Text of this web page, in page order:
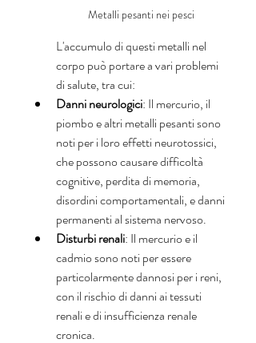
Metalli pesanti nei pesci
L'accumulo di questi metalli nel
corpo può portare a vari problemi
di salute, tra cui:
Danni neurologici: Il mercurio, il
piombo e altri metalli pesanti sono
noti per i loro effetti neurotossici,
che possono causare difficoltà
cognitive, perdita di memoria,
disordini comportamentali, e danni
permanenti al sistema nervoso.
Disturbi renali: Il mercurio e il
cadmio sono noti per essere
particolarmente dannosi per i reni,
con il rischio di danni ai tessuti
renali e di insufficienza renale
cronica.